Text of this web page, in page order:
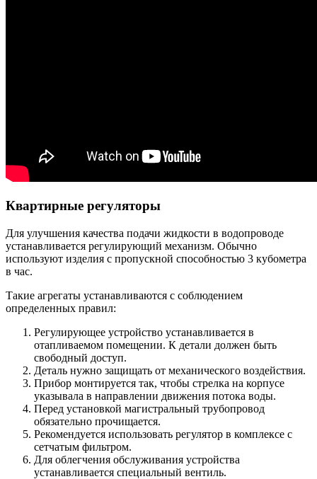
Квартирные регуляторы
Для улучшения качества подачи жидкости в водопроводе
устанавливается регулирующий механизм. Обычно
используют изделия с пропускной способностью 3 кубометра
в час.
Такие агрегаты устанавливаются с соблюдением
определенных правил:
Регулирующее устройство устанавливается в
отапливаемом помещении. К детали должен быть
свободный доступ.
Деталь нужно защищать от механического воздействия.
Прибор монтируется так, чтобы стрелка на корпусе
указывала в направлении движения потока воды.
Перед установкой магистральный трубопровод
обязательно прочищается.
Рекомендуется использовать регулятор в комплексе с
сетчатым фильтром.
Для облегчения обслуживания устройства
устанавливается специальный вентиль.